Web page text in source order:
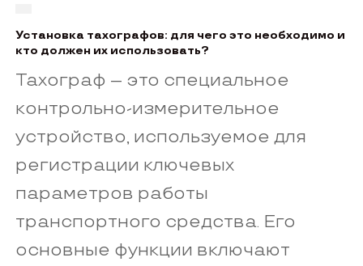
Установка тахографов: для чего это необходимо и
кто должен их использовать?
Тахограф – это специальное
контрольно-измерительное
устройство, используемое для
регистрации ключевых
параметров работы
транспортного средства. Его
основные функции включают